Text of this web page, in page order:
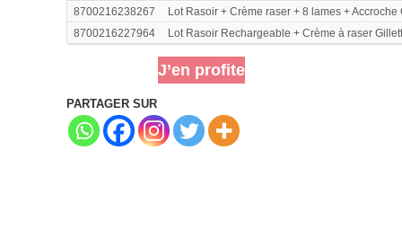
8700216238267
Lot Rasoir + Crème raser + 8 lames +
8700216227964
Lot Rasoir Rechargeable + Crème à raser
J’en profite
PARTAGER SUR